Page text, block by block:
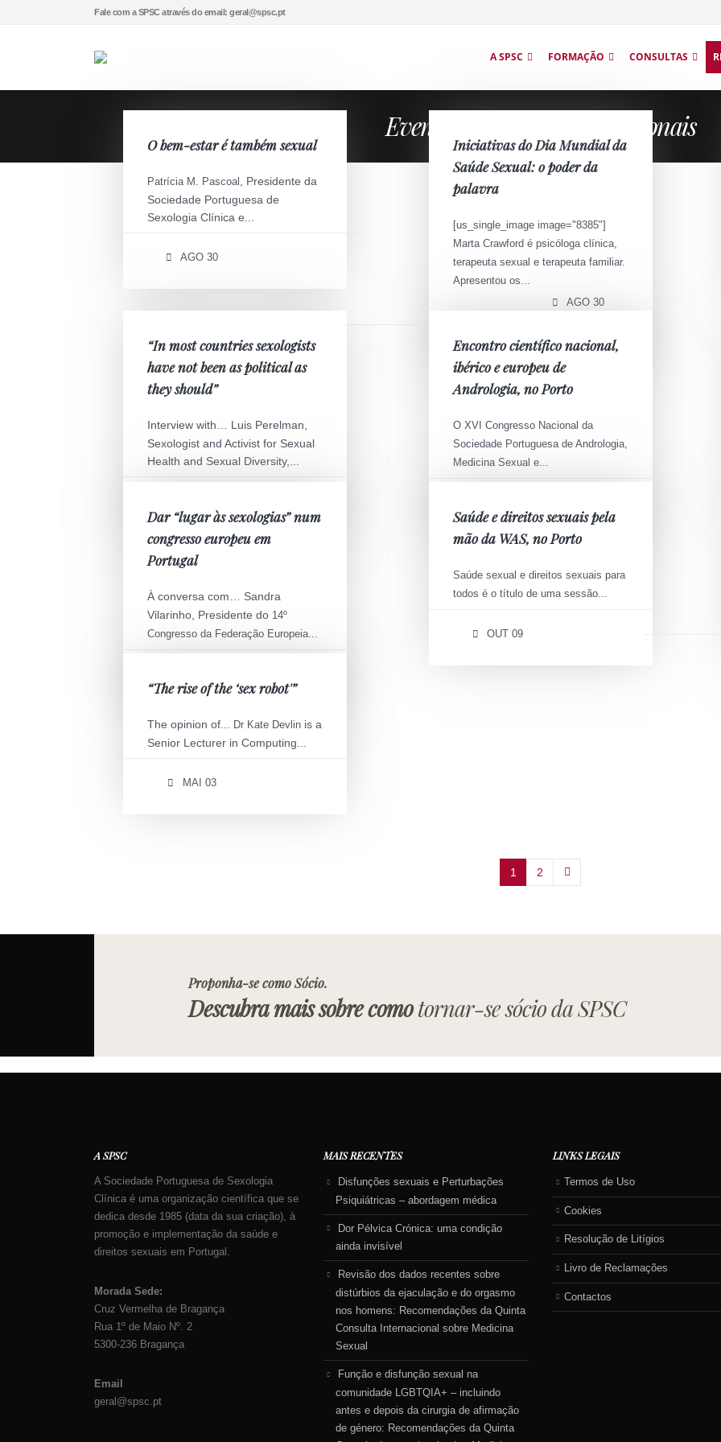
Fale com a SPSC através do email: geral@spsc.pt
A SPSC FORMAÇÃO CONSULTAS
Eventos científicos internacionais
O bem-estar é também sexual
Patrícia M. Pascoal
, Presidente da
Sociedade Portuguesa de
Sexologia Clínica e...
AGO 30
Iniciativas do Dia Mundial da
Saúde Sexual: o poder da
palavra
[us_single_image image="8385"]
Marta Crawford é psicóloga clínica,
terapeuta sexual e terapeuta familiar.
Apresentou os...
AGO 30
“In most countries sexologists
have not been as political as
they should”
Interview with… Luis Perelman,
Sexologist and Activist for Sexual
Health and Sexual Diversity,...
Encontro científico nacional,
ibérico e europeu de
Andrologia, no Porto
OXVI Congresso Nacional da
Sociedade Portuguesa de Andrologia,
Medicina Sexual e...
Dar “lugar às sexologias” num
congresso europeu em
Portugal
À conversa com… Sandra
Vilarinho, Presidente do 14º
Congresso da Federação Europeia...
Saúde e direitos sexuais pela
mão da WAS, no Porto
Saúde sexual e direitos sexuais para
todos é o título de uma sessão...
OUT 09
“The rise of the ‘sex robot'”
The opinion of... Dr Kate Devlinis a
Senior Lecturer in Computing...
MAI 03
1 2
Proponha-se como Sócio.
Descubra mais sobre comotornar-se sócio da SPSC
A SPSC
A Sociedade Portuguesa de Sexologia
Clínica é uma organização científica que se
dedica desde 1985 (data da sua criação), à
promoção e implementação da saúde e
direitos sexuais em Portugal.
Morada Sede:
Cruz Vermelha de Bragança
Rua 1º de Maio Nº. 2
5300-236 Bragança
Email
geral@spsc.pt
MAIS RECENTES
Disfunções sexuais e Perturbações
Psiquiátricas – abordagem médica
Dor Pélvica Crónica: uma condição
ainda invisível
Revisão dos dados recentes sobre
distúrbios da ejaculação e do orgasmo
nos homens: Recomendações da Quinta
Consulta Internacional sobre Medicina
Sexual
Função e disfunção sexual na
comunidade LGBTQIA+ – incluindo
antes e depois da cirurgia de afirmação
de género: Recomendações da Quinta
LINKS LEGAIS
Termos de Uso
Cookies
Resolução de Litígios
Livro de Reclamações
Contactos